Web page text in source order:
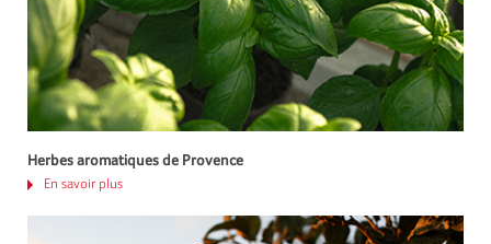
Herbes aromatiques de Provence
En savoir plus